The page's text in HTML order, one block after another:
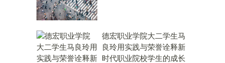
德宏职业学院大二学生马
良玲用实践与荣誉诠释新
时代职业院校学生的成长